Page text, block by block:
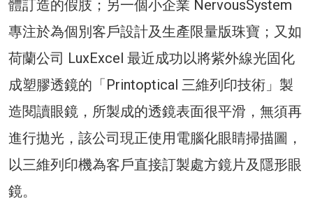
體訂造的假肢；另一個小企業 NervousSystem
專注於為個別客戶設計及生產限量版珠寶；又如
荷蘭公司 LuxExcel 最近成功以將紫外線光固化
成塑膠透鏡的「Printoptical 三維列印技術」製
造閱讀眼鏡，所製成的透鏡表面很平滑，無須再
進行拋光，該公司現正使用電腦化眼睛掃描圖，
以三維列印機為客戶直接訂製處方鏡片及隱形眼
鏡。